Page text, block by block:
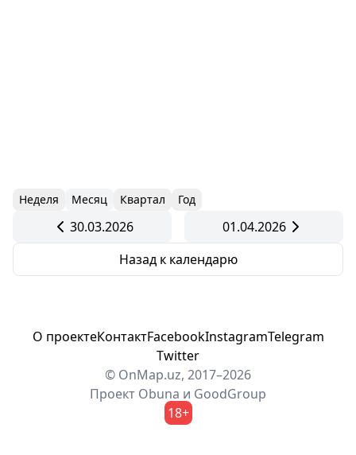
Неделя Месяц Квартал Год
30.03.2026
01.04.2026
Назад к календарю
О проектеКонтактFacebookInstagramTelegram
Twitter
© OnMap.uz, 2017–2026
Проект Obuna и GoodGroup
18+